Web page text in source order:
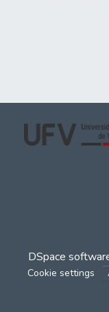
DSpace
Cookie settings